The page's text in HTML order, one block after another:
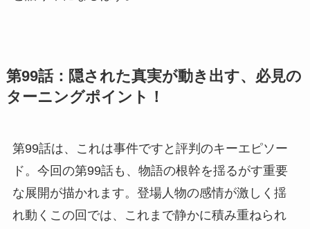
第99話：隠された真実が動き出す、必見の
ターニングポイント！
第99話は、これは事件ですと評判のキーエピソー
ド。今回の第99話も、物語の根幹を揺るがす重要
な展開が描かれます。登場人物の感情が激しく揺
れ動くこの回では、これまで静かに積み重ねられ